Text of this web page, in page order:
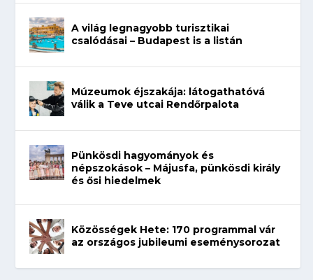
A világ legnagyobb turisztikai
csalódásai – Budapest is a listán
Múzeumok éjszakája: látogathatóvá
válik a Teve utcai Rendőrpalota
Pünkösdi hagyományok és
népszokások – Májusfa, pünkösdi király
és ősi hiedelmek
Közösségek Hete: 170 programmal vár
az országos jubileumi eseménysorozat